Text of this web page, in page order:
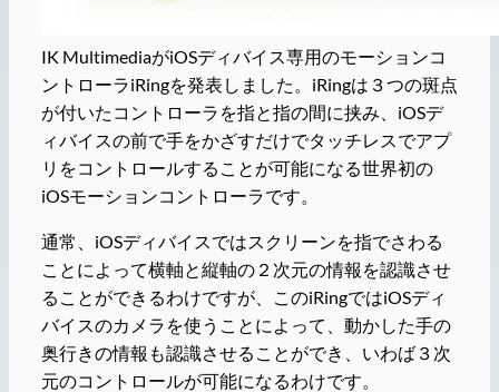
IK MultimediaがiOSディバイス専用のモーションコ
ントローラiRingを発表しました。iRingは３つの斑点
が付いたコントローラを指と指の間に挟み、iOSデ
ィバイスの前で手をかざすだけでタッチレスでアプ
リをコントロールすることが可能になる世界初の
iOSモーションコントローラです。
通常、iOSディバイスではスクリーンを指でさわる
ことによって横軸と縦軸の２次元の情報を認識させ
ることができるわけですが、このiRingではiOSディ
バイスのカメラを使うことによって、動かした手の
奥行きの情報も認識させることができ、いわば３次
元のコントロールが可能になるわけです。